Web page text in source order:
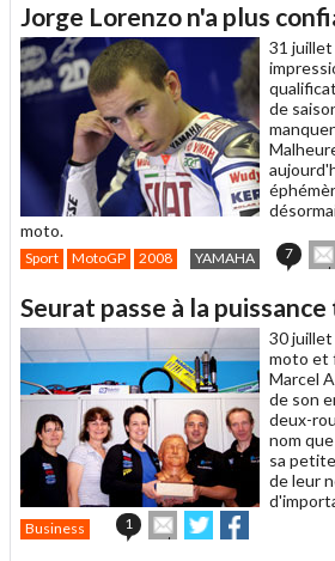
à
un
ami
Jorge Lorenzo n'a plus
31 juillet
de
moto.
Sport MotoGP 2008 YAMAHA 7
cet
à
un
ami
Seurat passe à la puissance
30 juillet
moto et
Marcel
de son
deux-
nom
sa
de leur
Business 1
Envoyer
cet
Partager
sur sur